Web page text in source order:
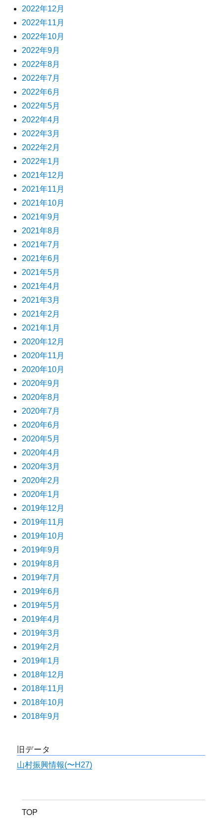
2022年12月
2022年11月
2022年10月
2022年9月
2022年8月
2022年7月
2022年6月
2022年5月
2022年4月
2022年3月
2022年2月
2022年1月
2021年12月
2021年11月
2021年10月
2021年9月
2021年8月
2021年7月
2021年6月
2021年5月
2021年4月
2021年3月
2021年2月
2021年1月
2020年12月
2020年11月
2020年10月
2020年9月
2020年8月
2020年7月
2020年6月
2020年5月
2020年4月
2020年3月
2020年2月
2020年1月
2019年12月
2019年11月
2019年10月
2019年9月
2019年8月
2019年7月
2019年6月
2019年5月
2019年4月
2019年3月
2019年2月
2019年1月
2018年12月
2018年11月
2018年10月
2018年9月
旧データ
山村振興情報(〜H27)
TOP